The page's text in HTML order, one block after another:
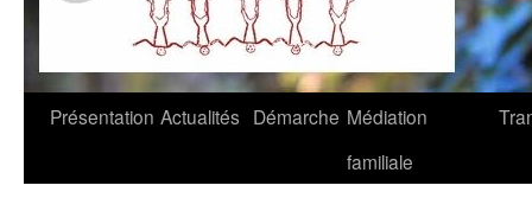
Aller
Présentation Actualités Démarche Médiation
familiale